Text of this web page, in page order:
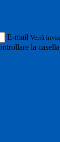
E-mail Verrà
la